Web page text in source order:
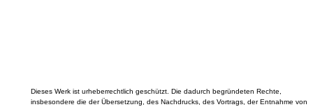
Dieses Werk ist urheberrechtlich geschützt. Die dadurch begründeten Rechte,
insbesondere die der Übersetzung, des Nachdrucks, des Vortrags, der Entnahme von